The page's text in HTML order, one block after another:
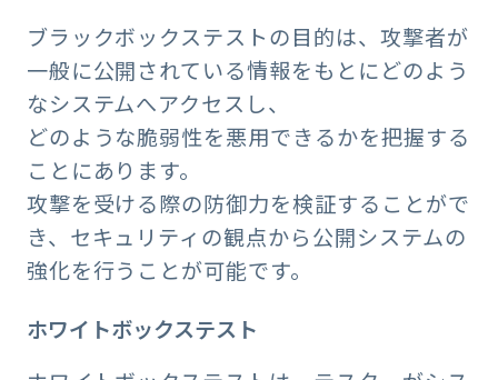
ブラックボックステストの目的は、攻撃者が
一般に公開されている情報をもとにどのよう
なシステムへアクセスし、
どのような脆弱性を悪用できるかを把握する
ことにあります。
攻撃を受ける際の防御力を検証することがで
き、セキュリティの観点から公開システムの
強化を行うことが可能です。
ホワイトボックステスト